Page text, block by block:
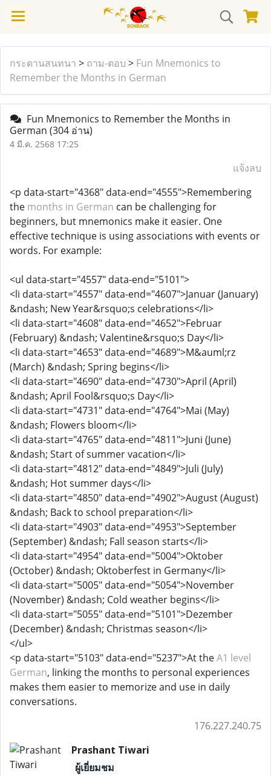
กระดานสนทนา > ถาม-ตอบ > Fun Mnemonics to
Remember the Months in German
Fun Mnemonics to Remember the Months in
German (304 อ่าน)
4 มี.ค. 2568 17:25
แจ้งลบ
<p data-start="4368" data-end="4555">Remembering
the months in German can be challenging for
beginners, but mnemonics make it easier. One
effective technique is using associations with events or
words. For example:
<ul data-start="4557" data-end="5101">
<li data-start="4557" data-end="4607">Januar (January)
&ndash; New Year&rsquo;s celebrations</li>
<li data-start="4608" data-end="4652">Februar
(February) &ndash; Valentine&rsquo;s Day</li>
<li data-start="4653" data-end="4689">M&auml;rz
(March) &ndash; Spring begins</li>
<li data-start="4690" data-end="4730">April (April)
&ndash; April Fool&rsquo;s Day</li>
<li data-start="4731" data-end="4764">Mai (May)
&ndash; Flowers bloom</li>
<li data-start="4765" data-end="4811">Juni (June)
&ndash; Start of summer vacation</li>
<li data-start="4812" data-end="4849">Juli (July)
&ndash; Hot summer days</li>
<li data-start="4850" data-end="4902">August (August)
&ndash; Back to school preparation</li>
<li data-start="4903" data-end="4953">September
(September) &ndash; Fall season starts</li>
<li data-start="4954" data-end="5004">Oktober
(October) &ndash; Oktoberfest in Germany</li>
<li data-start="5005" data-end="5054">November
(November) &ndash; Cold weather begins</li>
<li data-start="5055" data-end="5101">Dezember
(December) &ndash; Christmas season</li>
</ul>
<p data-start="5103" data-end="5237">At theA1 level
German, linking the months to personal experiences
makes them easier to memorize and use in daily
conversations.
176.227.240.75
Prashant Tiwari
ผู้เยี่ยมชม